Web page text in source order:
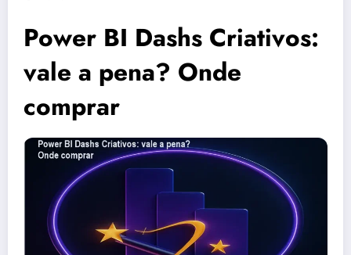
Power BI Dashs Criativos:
vale a pena? Onde
comprar